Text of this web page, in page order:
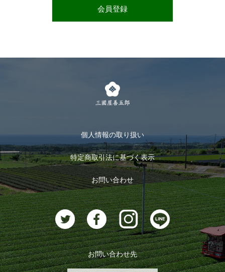
会員登録
個人情報の取り扱い
特定商取引法に基づく表示
お問い合わせ
お問い合わせ先